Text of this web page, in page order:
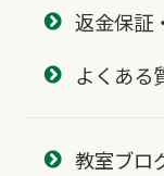
返金保証
よくある
教室ブロ